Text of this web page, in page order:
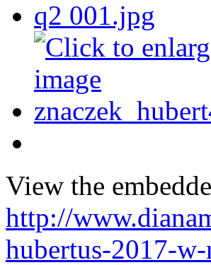
View the
http://
hubertus-2017-